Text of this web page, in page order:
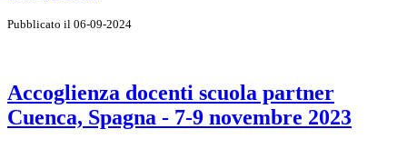
Pubblicato il 06-09-2024
Accoglienza docenti scuola partner
Cuenca, Spagna - 7-9 novembre 2023